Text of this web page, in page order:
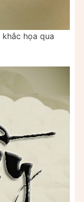
họa qua